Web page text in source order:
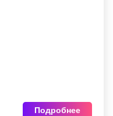
Подробнее